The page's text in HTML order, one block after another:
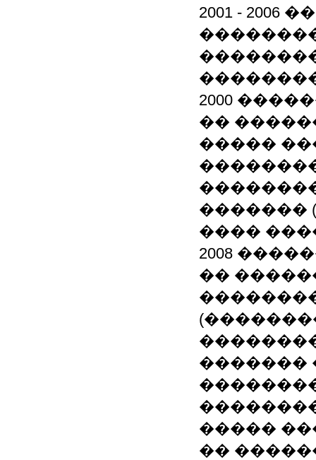
2001 -
2000
��
�����
�������
����
2008
��
�������
�����
��